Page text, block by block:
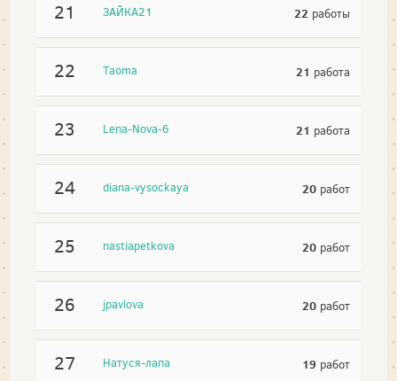
21 ЗАЙКА21 22 работы
22 Taoma 21 работа
23 Lena-Nova-6 21 работа
24 diana-vysockaya 20 работ
25 nastiapetkova 20 работ
26 jpavlova 20 работ
27 Натуся-лапа 19 работ